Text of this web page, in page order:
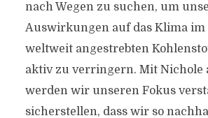
nach Wegen zu suchen, um
Auswirkungen auf das Klima im
weltweit angestrebten
aktiv zu verringern. Mit Nichole
werden wir unseren Fokus
sicherstellen, dass wir so